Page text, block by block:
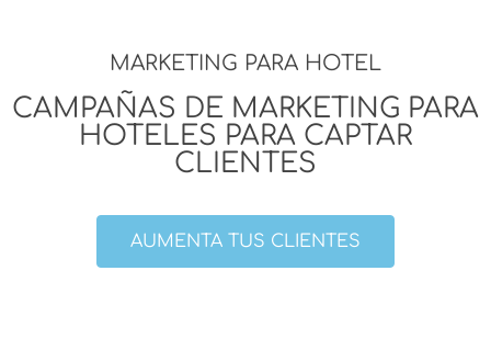
MARKETING PARA HOTEL
CAMPAÑAS DE MARKETING PARA
HOTELES PARA CAPTAR
CLIENTES
AUMENTA TUS CLIENTES